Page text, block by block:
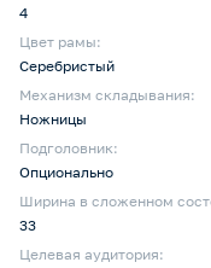
4
Цвет рамы:
Серебристый
Механизм складывания:
Ножницы
Подголовник:
Опционально
Ширина в сложенном
33
Целевая аудитория: